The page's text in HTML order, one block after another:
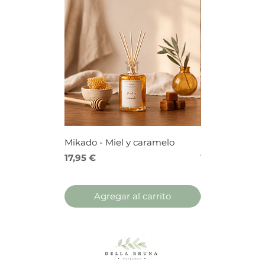
Mikado - Miel y caramelo
Precio
17,95 €
Agregar al carrito
Precio
17,95 €